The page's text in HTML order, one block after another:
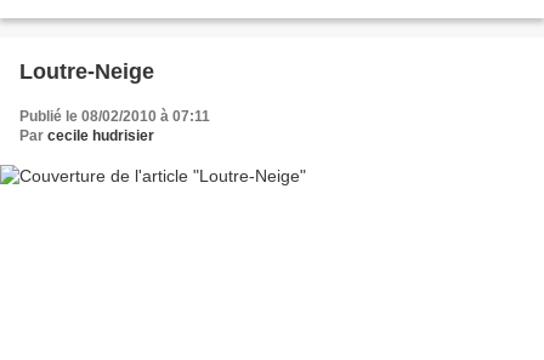
Loutre-Neige
Publié le 08/02/2010 à 07:11
Par cecile hudrisier